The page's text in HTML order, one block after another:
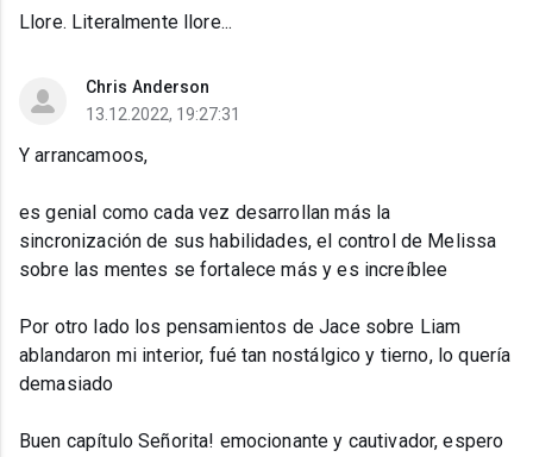
Llore. Literalmente llore...
Chris Anderson
13.12.2022, 19:27:31
Y arrancamoos,
es genial como cada vez desarrollan más la
sincronización de sus habilidades, el control de Melissa
sobre las mentes se fortalece más y es increíblee
Por otro lado los pensamientos de Jace sobre Liam
ablandaron mi interior, fué tan nostálgico y tierno, lo quería
demasiado
Buen capítulo Señorita! emocionante y cautivador, espero